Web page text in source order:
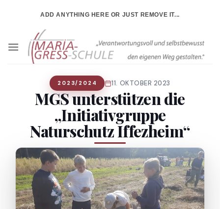
ADD ANYTHING HERE OR JUST REMOVE IT...
2023/2024 11. OKTOBER 2023
MGS unterstützen die
„Initiativgruppe
Naturschutz Iffezheim“